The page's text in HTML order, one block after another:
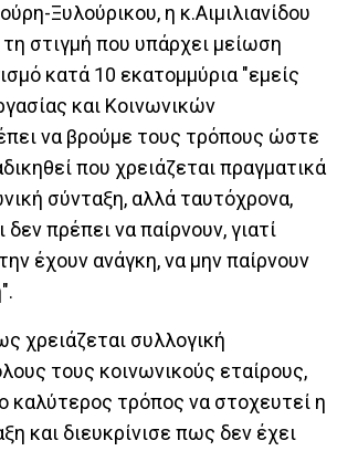
Ξυλούρικου, η κ.Αιμιλιανίδου
στιγμή που υπάρχει μείωση
κατά 10 εκατομμύρια "εμείς
και Κοινωνικών
να βρούμε τους τρόπους ώστε
που χρειάζεται πραγματικά
σύνταξη, αλλά ταυτόχρονα,
δεν πρέπει να παίρνουν, γιατί
έχουν ανάγκη, να μην παίρνουν
χρειάζεται συλλογική
τους κοινωνικούς εταίρους,
καλύτερος τρόπος να στοχευτεί η
και διευκρίνισε πως δεν έχει